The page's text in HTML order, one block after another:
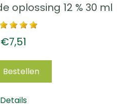
oplossing 12 % 30 ml
€7,51
Bestellen
Details